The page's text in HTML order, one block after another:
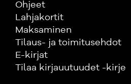
Ohjeet
Lahjakortit
Maksaminen
Tilaus- ja toimitusehdot
E-kirjat
Tilaa kirjauutuudet -kirje